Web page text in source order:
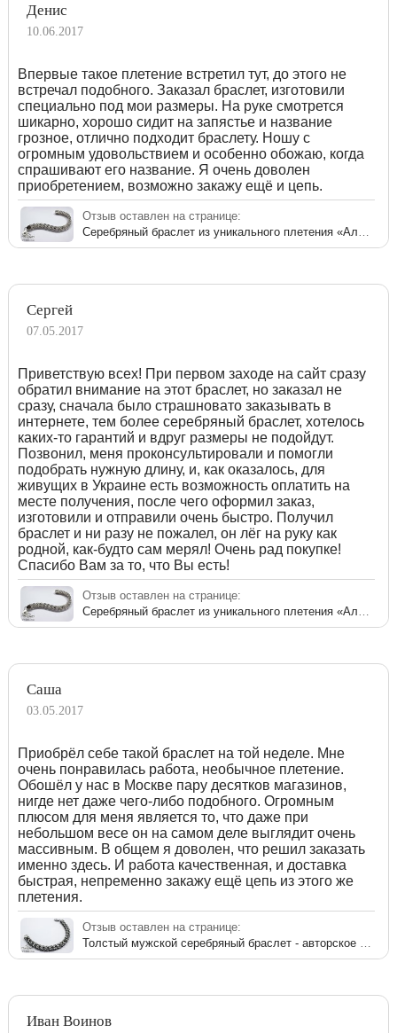
Денис
10.06.2017
Впервые такое плетение встретил тут, до этого не
встречал подобного. Заказал браслет, изготовили
специально под мои размеры. На руке смотрется
шикарно, хорошо сидит на запястье и название
грозное, отлично подходит браслету. Ношу с
огромным удовольствием и особенно обожаю, когда
спрашивают его название. Я очень доволен
приобретением, возможно закажу ещё и цепь.
Отзыв оставлен на странице:
Сергей
07.05.2017
Приветствую всех! При первом заходе на сайт сразу
обратил внимание на этот браслет, но заказал не
сразу, сначала было страшновато заказывать в
интернете, тем более серебряный браслет, хотелось
каких-то гарантий и вдруг размеры не подойдут.
Позвонил, меня проконсультировали и помогли
подобрать нужную длину, и, как оказалось, для
живущих в Украине есть возможность оплатить на
месте получения, после чего оформил заказ,
изготовили и отправили очень быстро. Получил
браслет и ни разу не пожалел, он лёг на руку как
родной, как-будто сам мерял! Очень рад покупке!
Спасибо Вам за то, что Вы есть!
Отзыв оставлен на странице:
Саша
03.05.2017
Приобрёл себе такой браслет на той неделе. Мне
очень понравилась работа, необычное плетение.
Обошёл у нас в Москве пару десятков магазинов,
нигде нет даже чего-либо подобного. Огромным
плюсом для меня является то, что даже при
небольшом весе он на самом деле выглядит очень
массивным. В общем я доволен, что решил заказать
именно здесь. И работа качественная, и доставка
быстрая, непременно закажу ещё цепь из этого же
плетения.
Отзыв оставлен на странице:
Иван Воинов